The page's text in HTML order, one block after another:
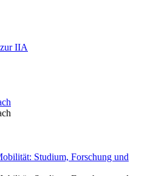
IIA
Studium, Forschung und